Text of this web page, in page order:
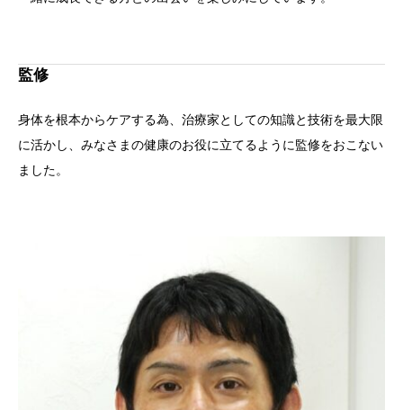
監修
身体を根本からケアする為、治療家としての知識と技術を最大限
に活かし、みなさまの健康のお役に立てるように監修をおこない
ました。